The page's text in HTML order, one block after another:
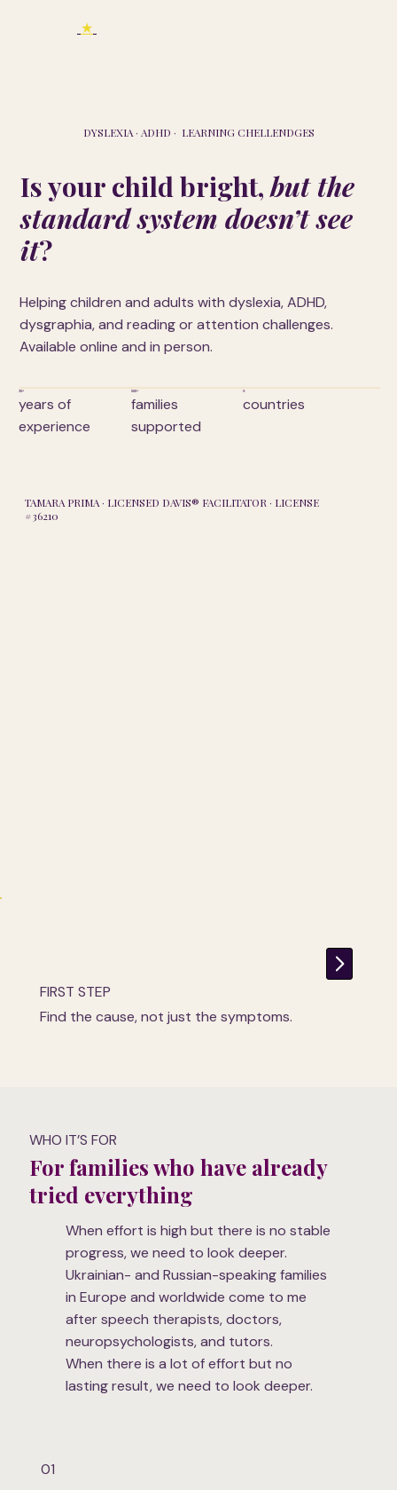
★
DYSLEXIA · ADHD · LEARNING CHELLENDGES
Is your child bright,but the
standard system doesn’t see
it?
Helping children and adults with dyslexia, ADHD,
dysgraphia, and reading or attention challenges.
Available online and in person.
30+
years of
experience
500+
families
supported
9
countries
TAMARA PRIMA · LICENSED DAVIS® FACILITATOR · LICENSE
#36210
FIRST STEP
Find the cause, not just the symptoms.
WHO IT’S FOR
For families who have already
tried everything
When effort is high but there is no stable
progress, we need to look deeper.
Ukrainian- and Russian-speaking families
in Europe and worldwide come to me
after speech therapists, doctors,
neuropsychologists, and tutors.
When there is a lot of effort but no
lasting result, we need to look deeper.
01